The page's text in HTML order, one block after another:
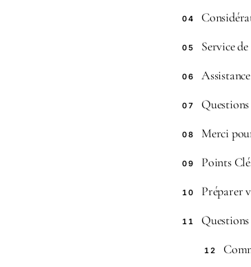
04
05 Service
06
07 Questions
08 Merci
09 Points
10 Préparer
11
12